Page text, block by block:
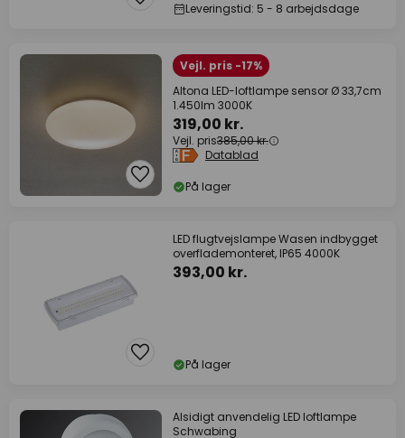
Leveringstid: 5 - 8 arbejdsdage
Vejl. pris -17%
Altona LED-loftlampe sensor Ø 33,7cm
1.450lm 3000K
319,00 kr.
Vejl. pris385,00 kr.
Datablad
På lager
LED flugtvejslampe Wasen indbygget
overflademonteret, IP65 4000K
393,00 kr.
På lager
Alsidigt anvendelig LED loftlampe
Schwabing